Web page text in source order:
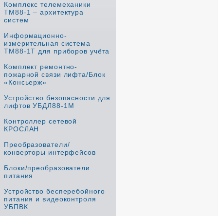
Комплекс телемеханики
ТМ88-1 – архитектура
систем
Информационно-
измерительная система
ТМ88-1Т для приборов учёта
Комплект ремонтно-
пожарной связи лифта/Блок
«Консьерж»
Устройство безопасности для
лифтов УБДЛ88-1М
Контроллер сетевой
КРОСЛАН
Преобразователи/
конверторы интерфейсов
Блоки/преобразователи
питания
Устройство бесперебойного
питания и видеоконтроля
УБПВК